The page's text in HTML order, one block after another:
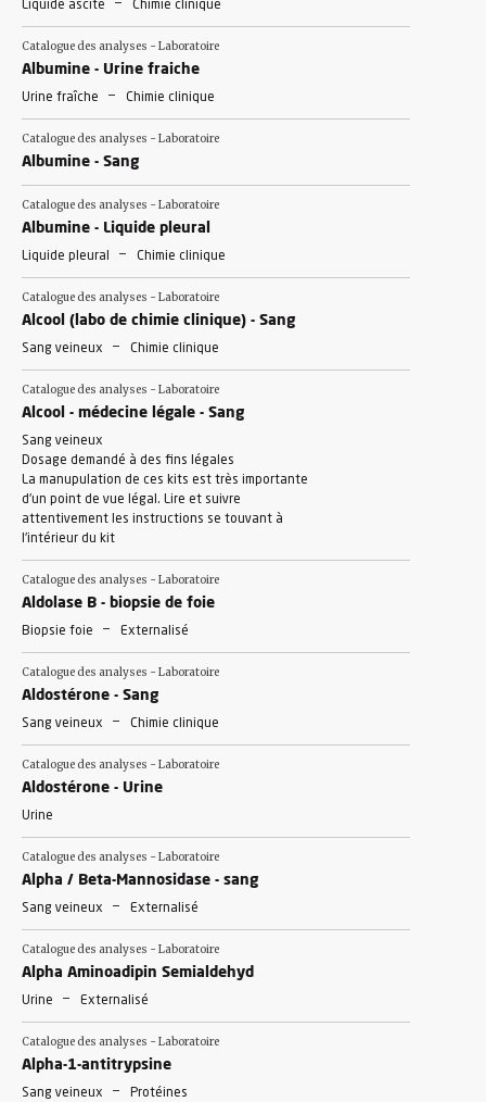
Liquide ascite Chimie clinique
Catalogue des analyses - Laboratoire
Albumine - Urine fraiche
Urine fraîche - Chimie clinique
Catalogue des analyses - Laboratoire
Albumine - Sang
Catalogue des analyses - Laboratoire
Albumine - Liquide pleural
Liquide pleural - Chimie clinique
Catalogue des analyses - Laboratoire
Alcool (labo de chimie clinique) - Sang
Sang veineux - Chimie clinique
Catalogue des analyses - Laboratoire
Alcool - médecine légale - Sang
Sang veineux
Dosage demandé à des fins légales
La manupulation de ces kits est très importante
d'un point de vue légal. Lire et suivre
attentivement les instructions se touvant à
l'intérieur du kit
Catalogue des analyses - Laboratoire
Aldolase B - biopsie de foie
Biopsie foie - Externalisé
Catalogue des analyses - Laboratoire
Aldostérone - Sang
Sang veineux - Chimie clinique
Catalogue des analyses - Laboratoire
Aldostérone - Urine
Urine
Catalogue des analyses - Laboratoire
Alpha / Beta-Mannosidase - sang
Sang veineux - Externalisé
Catalogue des analyses - Laboratoire
Alpha Aminoadipin Semialdehyd
Urine - Externalisé
Catalogue des analyses - Laboratoire
Alpha-1-antitrypsine
Sang veineux - Protéines